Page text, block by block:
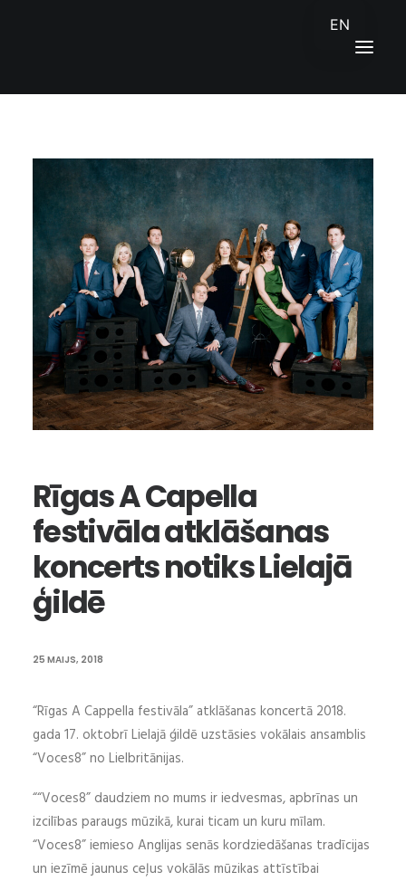
KONTAKTI
ENGLISH
Rīgas A Capella
festivāla atklāšanas
koncerts notiks Lielajā
ģildē
25 MAIJS, 2018
“Rīgas A Cappella festivāla” atklāšanas koncertā 2018.
gada 17. oktobrī Lielajā ģildē uzstāsies vokālais ansamblis
“Voces8” no Lielbritānijas.
““Voces8” daudziem no mums ir iedvesmas, apbrīnas un
izcilības paraugs mūzikā, kurai ticam un kuru mīlam.
“Voces8” iemieso Anglijas senās kordziedāšanas tradīcijas
un iezīmē jaunus ceļus vokālās mūzikas attīstībai
EN